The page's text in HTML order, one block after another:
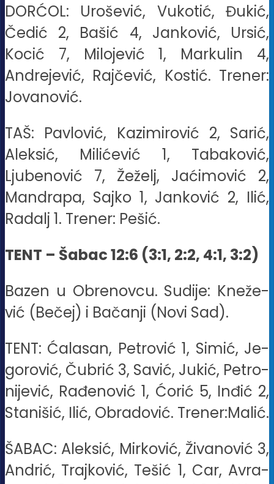
DORĆOL: Urošević, Vukotić, Đukić,
Čedić 2, Bašić 4, Janković, Ursić,
Kocić 7, Milojević 1, Markulin 4,
Andrejević, Rajčević, Kostić. Trener:
Jovanović.
TAŠ: Pavlović, Kazimirović 2, Sarić,
Aleksić, Milićević 1, Tabaković,
Ljubenović 7, Žeželj, Jaćimović 2,
Mandrapa, Sajko 1, Janković 2, Ilić,
Radalj 1. Trener: Pešić.
TENT – Ša­bac 12:6 (3:1, 2:2, 4:1, 3:2)
Ba­zen u Obre­nov­cu. Su­di­je: Kne­že­
vić (Be­čej) i Ba­ča­nji (No­vi Sad).
TENT: Ća­la­san, Pe­tro­vić 1, Si­mić, Je­
go­ro­vić, Ču­brić 3, Sa­vić, Ju­kić, Pe­tro­
ni­je­vić, Ra­đe­no­vić 1, Ćo­rić 5, In­đić 2,
Sta­ni­šić, Ilić, Ob­ra­do­vić. Tre­ner:Ma­lić.
ŠA­BAC: Alek­sić, Mir­ko­vić, Ži­va­no­vić 3,
An­drić, Traj­ko­vić, Te­šić 1, Car, Avra­